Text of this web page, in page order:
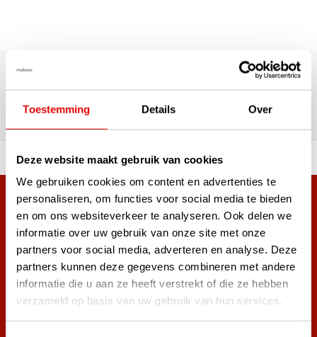
Toestemming Details Over
Deze website maakt gebruik van cookies
We gebruiken cookies om content en advertenties te
personaliseren, om functies voor social media te bieden
en om ons websiteverkeer te analyseren. Ook delen we
informatie over uw gebruik van onze site met onze
partners voor social media, adverteren en analyse. Deze
partners kunnen deze gegevens combineren met andere
informatie die u aan ze heeft verstrekt of die ze hebben
verzameld op basis van uw gebruik van hun services.
Über 180.000 Kunden | Über 5.000 Bewertungen | Trusted
Shops, TrustPilot, Google
Bewertungen: Das sagen unsere
Kunden
an Top-Marken! Vor 15:00 Uhr bestellt,
Mehr als 38.000 Kunden haben sich bereits
angemeldet.
Melde dich für den Newsletter an und verpasse nie wieder
die besten Golfangebote!